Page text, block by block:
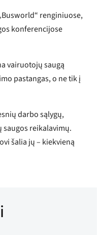
renginiuose,
konferencijose
vairuotojų saugą
pastangas, o ne tik į
darbo sąlygų,
reikalavimų.
šalia jų – kiekvieną